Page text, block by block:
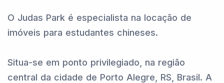
O Judas Park é especialista na locação de
imóveis para estudantes chineses.
Situa-se em ponto privilegiado, na região
central da cidade de Porto Alegre, RS, Brasil. A